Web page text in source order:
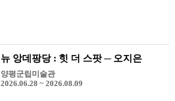
뉴 앙데팡당 : 힛 더 스팟 ─ 오지은
양평군립미술관
2026.06.28 ~ 2026.08.09